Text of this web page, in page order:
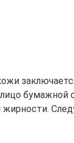
бумажной
жирности.